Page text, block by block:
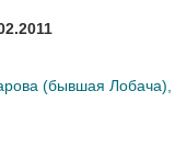
(бывшая Лобача),